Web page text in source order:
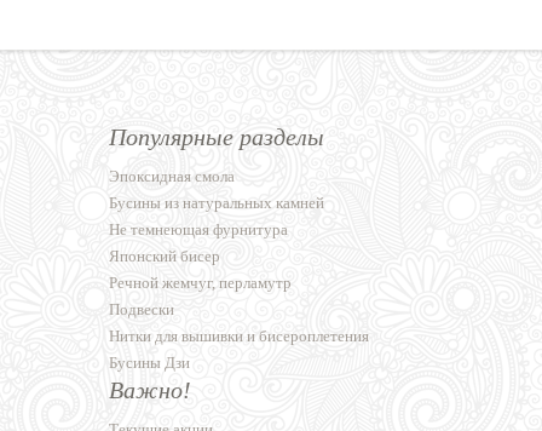
Популярные разделы
Эпоксидная смола
Бусины из натуральных камней
Не темнеющая фурнитура
Японский бисер
Речной жемчуг, перламутр
Подвески
Нитки для вышивки и бисероплетения
Бусины Дзи
Важно!